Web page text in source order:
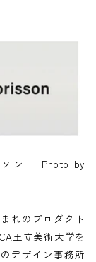
ソン Photo by
れのプロダクト
王立美術大学を
デザイン事務所